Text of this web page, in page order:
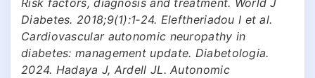
Diabetes. 2018;9(1):1‑24. Eleftheriadou I et al.
Cardiovascular autonomic neuropathy in
diabetes: management update. Diabetologia.
2024. Hadaya J, Ardell JL. Autonomic